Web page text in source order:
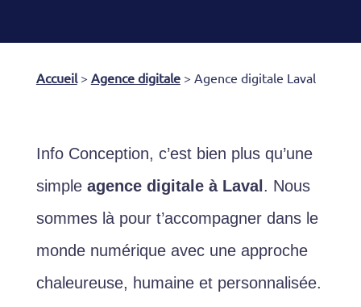
Accueil> Agence digitale> Agence digitale Laval
Info Conception, c’est bien plus qu’une
simple agence digitale à Laval . Nous
sommes là pour t’accompagner dans le
monde numérique avec une approche
chaleureuse, humaine et personnalisée.